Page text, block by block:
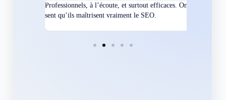
Professionnels, à l’écoute, et surtout efficaces. On
sent qu’ils maîtrisent vraiment le SEO.